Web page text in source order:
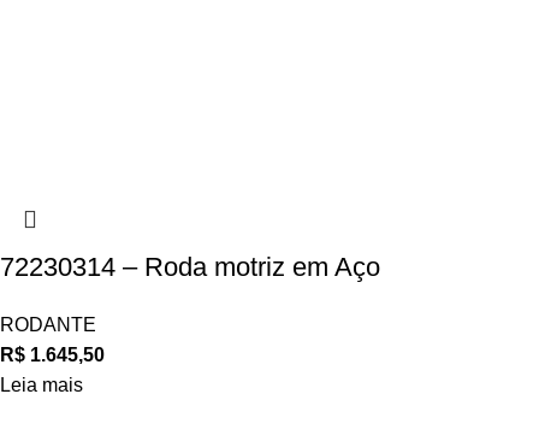
72230314 – Roda motriz em Aço
RODANTE
R$ 1.645,50
Leia mais